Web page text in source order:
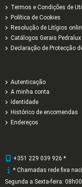
Termos e Condições de
Política de Cookies
Resolução de Litígios
Catálogos Gerais
Declaração de Protecção
Autenticação
A minha conta
Identidade
Histórico de encomendas
Endereços
+351 229 039 926 *
* Chamadas rede fixa
Segunda a Sexta-feira: